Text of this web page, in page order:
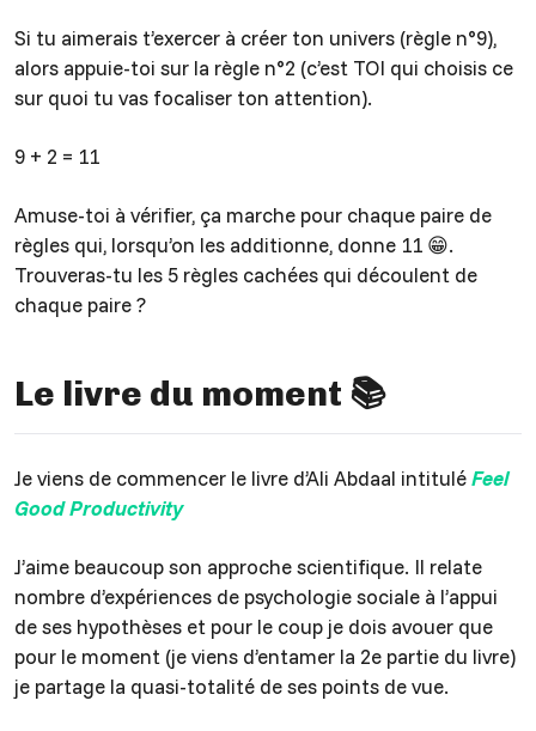
Si tu aimerais t’exercer à créer ton univers (règle n°9),
alors appuie-toi sur la règle n°2 (c’est TOI qui choisis ce
sur quoi tu vas focaliser ton attention).
9 + 2 = 11
Amuse-toi à vérifier, ça marche pour chaque paire de
règles qui, lorsqu’on les additionne, donne 11 😁.
Trouveras-tu les 5 règles cachées qui découlent de
chaque paire ?
Le livre du moment 📚
Je viens de commencer le livre d’Ali Abdaal intituléFeel
Good Productivity
J’aime beaucoup son approche scientifique. Il relate
nombre d’expériences de psychologie sociale à l’appui
de ses hypothèses et pour le coup je dois avouer que
pour le moment (je viens d’entamer la 2e partie du livre)
je partage la quasi-totalité de ses points de vue.